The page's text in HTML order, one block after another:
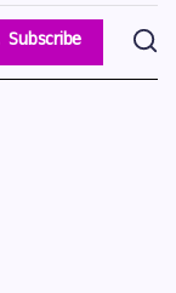
Subscribe